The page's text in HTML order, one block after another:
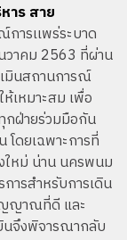
าร สาย
ารเเพร่ระบาด
วาคม 2563 ที่ผ่าน
มินสถานการณ์
เหมาะสม เพื่อ
ฝ่ายร่วมมือกัน
ดยเฉพาะการที่
ใหม่ น่าน นครพนม
ารสำหรับการเดิน
ญญาณที่ดี และ
นจึงพิจารณากลับ